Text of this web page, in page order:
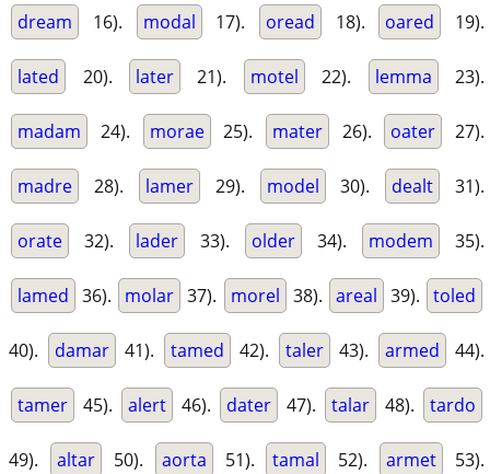
dream 16). modal 17). oread 18). oared 19).
lated 20). later 21). motel 22). lemma 23).
madam 24). morae 25). mater 26). oater 27).
madre 28). lamer 29). model 30). dealt 31).
orate 32). lader 33). older 34). modem 35).
lamed 36). molar 37). morel 38). areal 39). toled
40). damar 41). tamed 42). taler 43). armed 44).
tamer 45). alert 46). dater 47). talar 48). tardo
49). altar 50). aorta 51). tamal 52). armet 53).